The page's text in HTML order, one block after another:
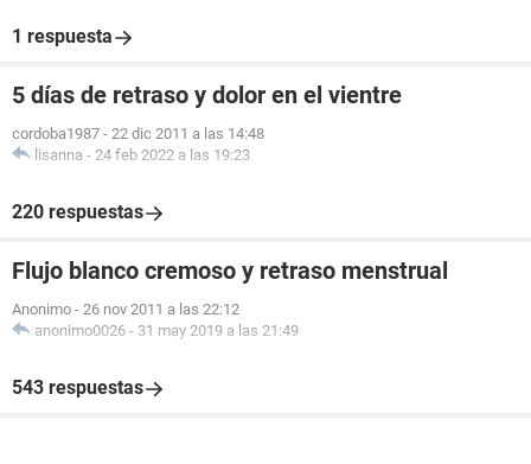
1 respuesta
5 días de retraso y dolor en el vientre
cordoba1987 - 22 dic 2011 a las 14:48
lisanna - 24 feb 2022 a las 19:23
220 respuestas
Flujo blanco cremoso y retraso menstrual
Anonimo - 26 nov 2011 a las 22:12
anonimo0026 - 31 may 2019 a las 21:49
543 respuestas